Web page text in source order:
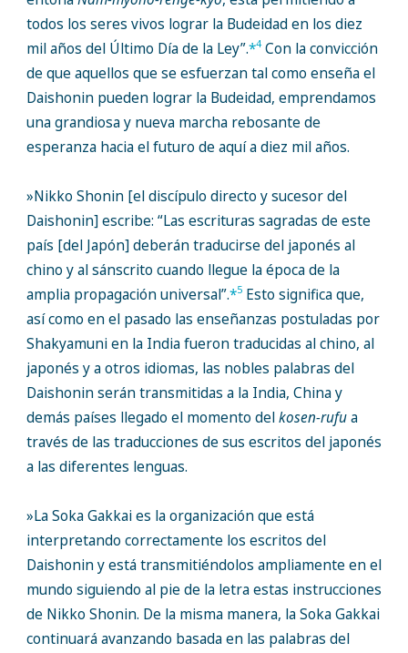
todos los seres vivos lograr la Budeidad en los diez
mil años del Último Día de la Ley”.*4Con la convicción
de que aquellos que se esfuerzan tal como enseña el
Daishonin pueden lograr la Budeidad, emprendamos
una grandiosa y nueva marcha rebosante de
esperanza hacia el futuro de aquí a diez mil años.
»Nikko Shonin [el discípulo directo y sucesor del
Daishonin] escribe: “Las escrituras sagradas de este
país [del Japón] deberán traducirse del japonés al
chino y al sánscrito cuando llegue la época de la
amplia propagación universal”.*5Esto significa que,
así como en el pasado las enseñanzas postuladas por
Shakyamuni en la India fueron traducidas al chino, al
japonés y a otros idiomas, las nobles palabras del
Daishonin serán transmitidas a la India, China y
demás países llegado el momento delkosen-rufua
través de las traducciones de sus escritos del japonés
a las diferentes lenguas.
»La Soka Gakkai es la organización que está
interpretando correctamente los escritos del
Daishonin y está transmitiéndolos ampliamente en el
mundo siguiendo al pie de la letra estas instrucciones
de Nikko Shonin. De la misma manera, la Soka Gakkai
continuará avanzando basada en las palabras del